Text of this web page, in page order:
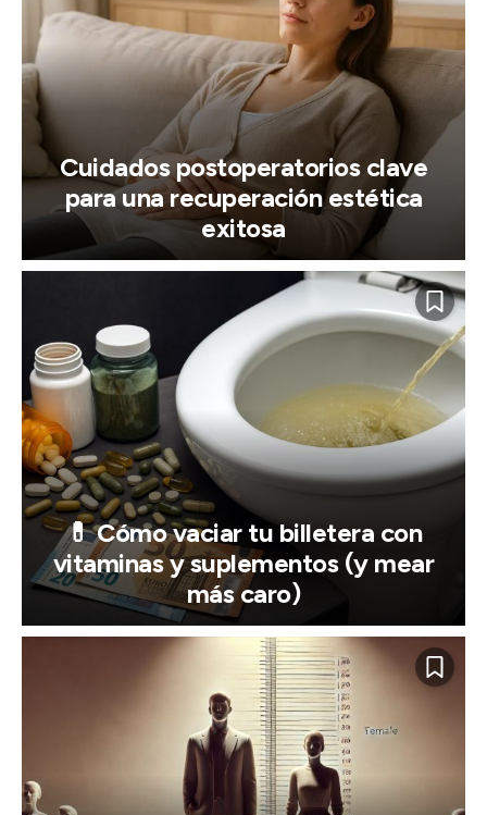
Cuidados postoperatorios clave
para una recuperación estética
exitosa
💊 Cómo vaciar tu billetera con
vitaminas y suplementos (y mear
más caro)